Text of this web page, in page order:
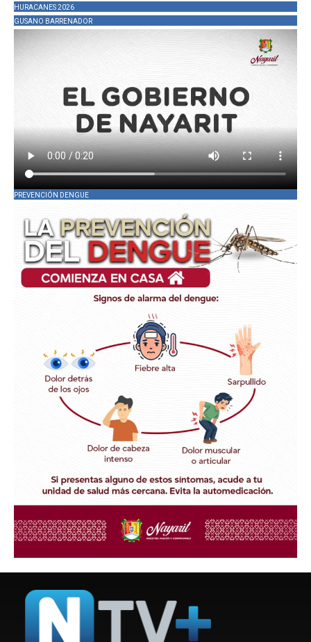
HURACANES 2026
GUSANO BARRENADOR
PREVENCIÓN DENGUE